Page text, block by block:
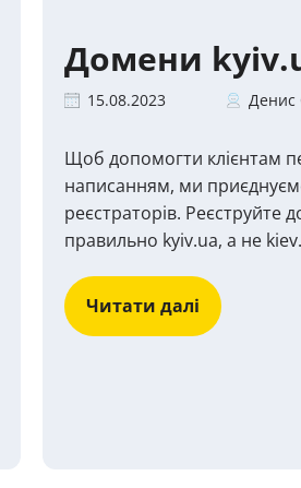
Домени
15.08.2023 Денис
Щоб допомогти клієнтам
написанням, ми
реєстраторів. Реєструйте
правильно kyiv.ua, а не
Читати далі